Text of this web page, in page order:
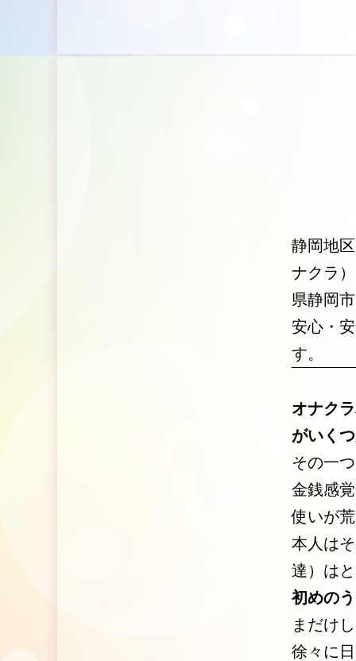
静岡地
ナクラ）
県静岡
安心・
す。
オナク
がいく
その一
金銭感
使いが
本人は
達）は
初めの
まだけ
徐々に